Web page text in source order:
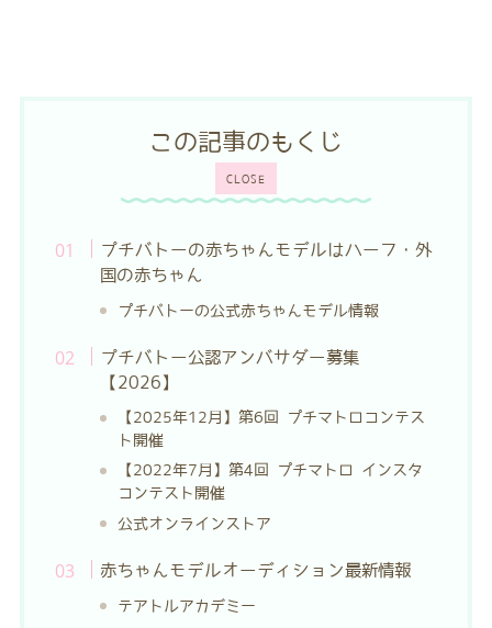
CLOSE
この記事のもくじ
プチバトーの赤ちゃんモデルはハーフ・外
国の赤ちゃん
プチバトーの公式赤ちゃんモデル情報
プチバトー公認アンバサダー募集
【2026】
【2025年12月】第6回 プチマトロコンテス
ト開催
【2022年7月】第4回 プチマトロ インスタ
コンテスト開催
公式オンラインストア
赤ちゃんモデルオーディション最新情報
テアトルアカデミー